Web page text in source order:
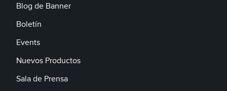
Blog de Banner
Boletín
Events
Nuevos Productos
Sala de Prensa